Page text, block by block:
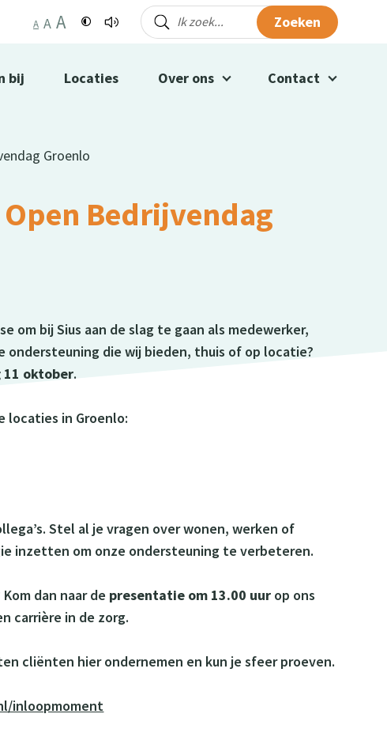
A A A Zoeken
bij Locaties Over ons Contact
Groenlo
Bedrijvendag
om bij Sius aan de slag te gaan als medewerker,
ondersteuning die wij bieden, thuis of op locatie?
oktober.
locaties in Groenlo:
Stel al je vragen over wonen, werken of
inzetten om onze ondersteuning te verbeteren.
dan naar de presentatie om 13.00 uur op ons
carrière in de zorg.
cliënten hier ondernemen en kun je sfeer proeven.
inloopmoment